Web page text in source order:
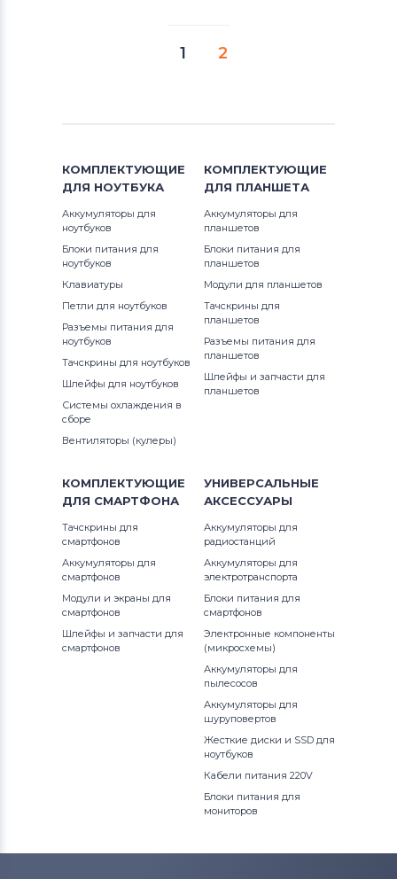
1 2
КОМПЛЕКТУЮЩИЕ
ДЛЯ НОУТБУКА
Аккумуляторы для
ноутбуков
Блоки питания для
ноутбуков
Клавиатуры
Петли для ноутбуков
Разъемы питания для
ноутбуков
Тачскрины для ноутбуков
Шлейфы для ноутбуков
Системы охлаждения в
сборе
Вентиляторы (кулеры)
КОМПЛЕКТУЮЩИЕ
ДЛЯ ПЛАНШЕТА
Аккумуляторы для
планшетов
Блоки питания для
планшетов
Модули для планшетов
Тачскрины для
планшетов
Разъемы питания для
планшетов
Шлейфы и запчасти для
планшетов
КОМПЛЕКТУЮЩИЕ
ДЛЯ СМАРТФОНА
Тачскрины для
смартфонов
Аккумуляторы для
смартфонов
Модули и экраны для
смартфонов
Шлейфы и запчасти для
смартфонов
УНИВЕРСАЛЬНЫЕ
АКСЕССУАРЫ
Аккумуляторы для
радиостанций
Аккумуляторы для
электротранспорта
Блоки питания для
смартфонов
Электронные компоненты
(микросхемы)
Аккумуляторы для
пылесосов
Аккумуляторы для
шуруповертов
Жесткие диски и SSD для
ноутбуков
Кабели питания 220V
Блоки питания для
мониторов